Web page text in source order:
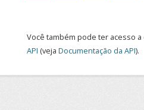
Você também pode ter acesso
API (veja Documentação da API).